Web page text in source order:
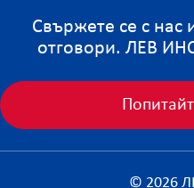
Свържете се с нас
отговори. ЛЕВ
© 2026